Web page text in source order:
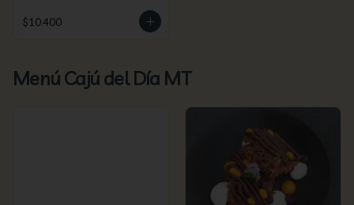
$10.400
Menú Cajú del Día MT